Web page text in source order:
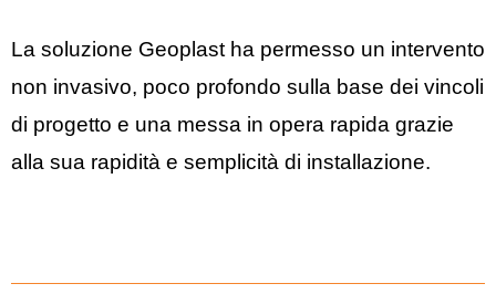
La soluzione Geoplast ha permesso un intervento
non invasivo, poco profondo sulla base dei vincoli
di progetto e una messa in opera rapida grazie
alla sua rapidità e semplicità di installazione.